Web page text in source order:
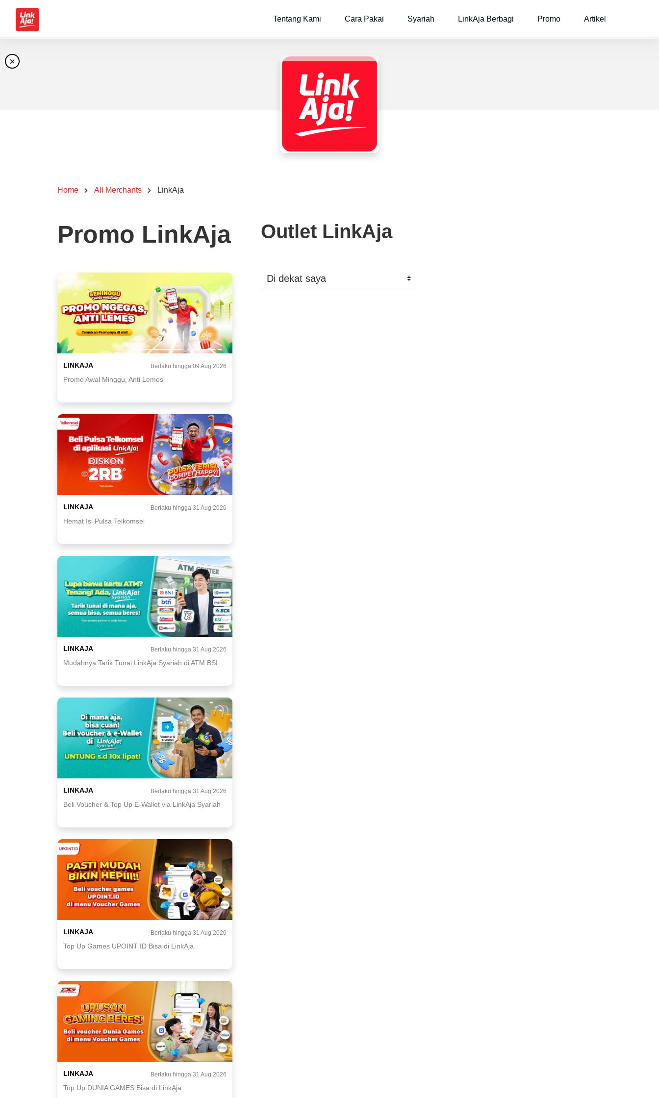
Tentang Kami Cara Pakai Syariah LinkAja Berbagi Promo Artikel
Home All Merchants LinkAja
Promo LinkAja
LINKAJA Berlaku hingga 09 Aug 2026
Promo Awal Minggu, Anti Lemes
LINKAJA Berlaku hingga 31 Aug 2026
Hemat Isi Pulsa Telkomsel
LINKAJA Berlaku hingga 31 Aug 2026
Mudahnya Tarik Tunai LinkAja Syariah di ATM BSI
LINKAJA Berlaku hingga 31 Aug 2026
Beli Voucher & Top Up E-Wallet via LinkAja Syariah
LINKAJA Berlaku hingga 31 Aug 2026
Top Up Games UPOINT ID Bisa di LinkAja
LINKAJA Berlaku hingga 31 Aug 2026
Top Up DUNIA GAMES Bisa di LinkAja
Outlet LinkAja
×